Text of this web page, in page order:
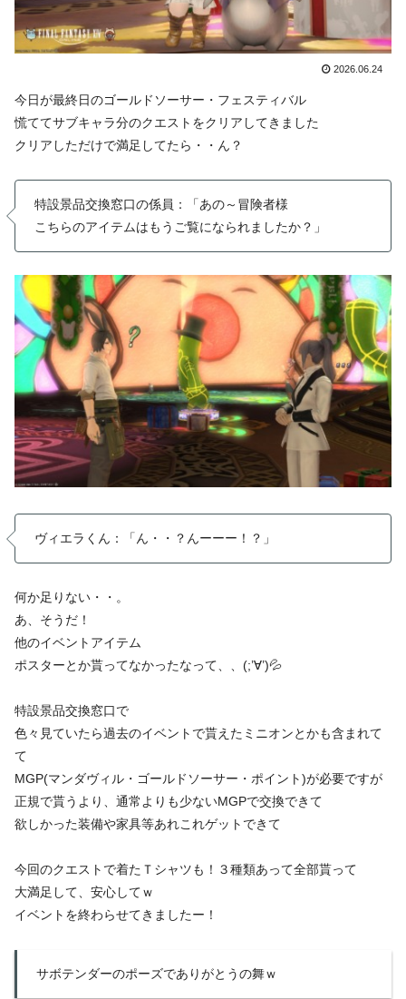
2026.06.24
今日が最終日のゴールドソーサー・フェスティバル
慌ててサブキャラ分のクエストをクリアしてきました
クリアしただけで満足してたら・・ん？
特設景品交換窓口の係員：「あの～冒険者様
こちらのアイテムはもうご覧になられましたか？」
ヴィエラくん：「ん・・？んーーー！？」
何か足りない・・。
あ、そうだ！
他のイベントアイテム
ポスターとか貰ってなかったなって、、(;’∀’)💦
特設景品交換窓口で
色々見ていたら過去のイベントで貰えたミニオンとかも含まれて
て
MGP(マンダヴィル・ゴールドソーサー・ポイント)が必要ですが
正規で貰うより、通常よりも少ないMGPで交換できて
欲しかった装備や家具等あれこれゲットできて
今回のクエストで着たＴシャツも！３種類あって全部貰って
大満足して、安心してｗ
イベントを終わらせてきましたー！
サボテンダーのポーズでありがとうの舞ｗ